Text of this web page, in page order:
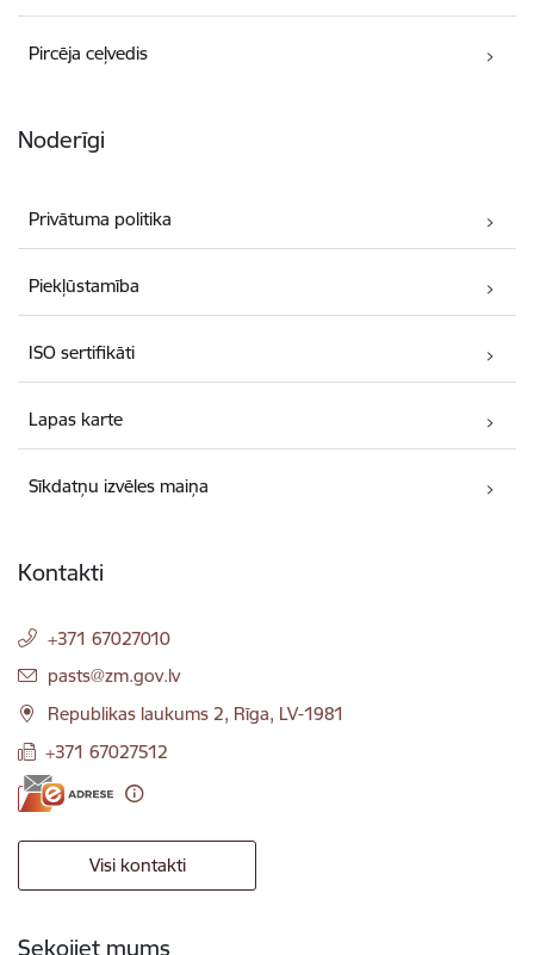
Pircēja ceļvedis
Noderīgi
Privātuma politika
Piekļūstamība
ISO sertifikāti
Lapas karte
Sīkdatņu izvēles maiņa
Kontakti
+371 67027010
E-pasts:
pasts@zm.gov.lv
Republikas laukums 2, Rīga, LV-1981
+371 67027512
Visi kontakti
Sekojiet mums